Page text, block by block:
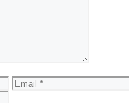
Email